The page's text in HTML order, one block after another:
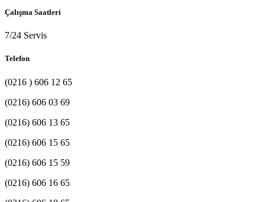
Çalışma Saatleri
7/24 Servis
Telefon
(0216 ) 606 12 65
(0216) 606 03 69
(0216) 606 13 65
(0216) 606 15 65
(0216) 606 15 59
(0216) 606 16 65